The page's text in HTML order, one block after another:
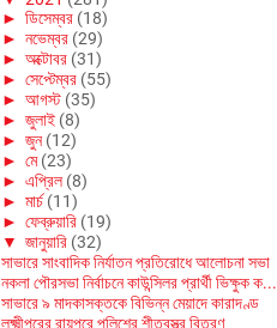
► ডিসেম্বর (18)
► নভেম্বর (29)
► অক্টোবর (31)
► সেপ্টেম্বর (55)
► আগস্ট (35)
► জুলাই (8)
► জুন (12)
► মে (23)
► এপ্রিল (8)
► মার্চ (11)
► ফেব্রুয়ারি (19)
▼ জানুয়ারি (32)
সাভারে সাংবাদিক নির্যাতন প্রতিরোধে আলোচনা সভা
নকলা পৌরসভা নির্বাচনে কাউন্সিলর প্রার্থী ভিক্ষুক ক...
সাভারে ৯ মাদকাসক্তকে বিভিন্ন মেয়াদে কারাদণ্ড
লক্ষ্মীপুরের রায়পুরে পুলিশের শীতবস্ত্র বিতরণ